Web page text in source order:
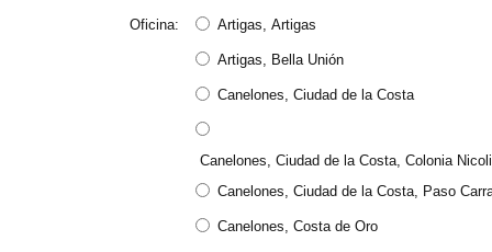
Oficina Artigas, Artigas
Artigas, Bella Unión
Canelones, Ciudad de la Costa
Canelones, Ciudad de la Costa, Colonia
Canelones, Ciudad de la Costa, Paso
Canelones, Costa de Oro